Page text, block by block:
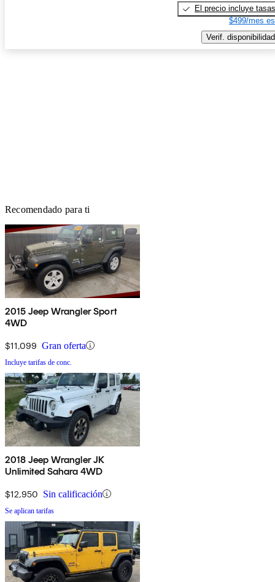
El precio incluye tasas
$499/mes
Verif. disponibilidad
Recomendado para ti
2015 Jeep Wrangler Sport
4WD
$11,099 Gran oferta
Incluye tarifas de conc.
2018 Jeep Wrangler JK
Unlimited Sahara 4WD
$12,950 Sin calificación
Se aplican tarifas